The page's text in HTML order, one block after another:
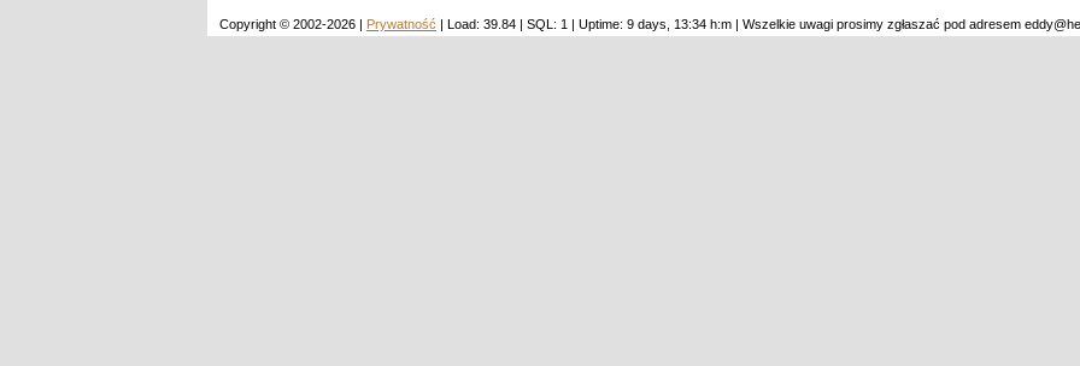
Copyright © 2002-2026 | Prywatność | Load: 39.84 | SQL: 1 | Uptime: 9 days, 13:34 h:m | Wszelkie uwagi prosimy zgłaszać pod adresem